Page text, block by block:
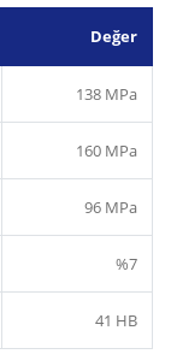
Değer
138 MPa
160 MPa
96 MPa
%7
41 HB